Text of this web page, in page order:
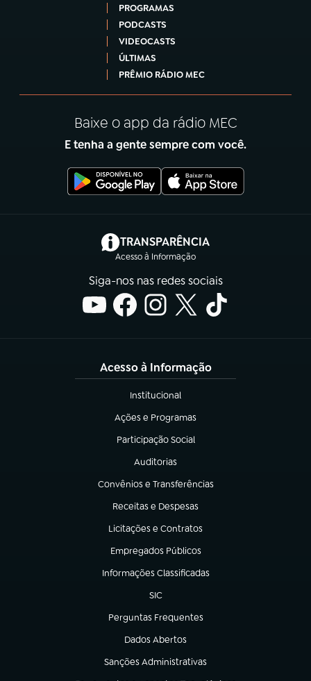
PROGRAMAS
PODCASTS
VIDEOCASTS
ÚLTIMAS
PRÊMIO RÁDIO MEC
Baixe o app da rádio MEC
E tenha a gente sempre com você.
TRANSPARÊNCIA
Acesso à Informação
(abre em nova aba)
Siga-nos nas redes sociais
Acesso à Informação
Institucional
(abre em nova aba)
Ações e Programas
(abre em nova aba)
Participação Social
(abre em nova aba)
Auditorias
(abre em nova aba)
Convênios e Transferências
(abre em nova aba)
Receitas e Despesas
(abre em nova aba)
Licitações e Contratos
(abre em nova aba)
Empregados Públicos
(abre em nova aba)
Informações Classificadas
(abre em nova aba)
SIC
(abre em nova aba)
Perguntas Frequentes
(abre em nova aba)
Dados Abertos
(abre em nova aba)
Sanções Administrativas
(abre em nova aba)